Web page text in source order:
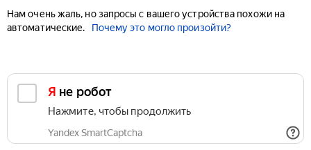
Нам очень жаль, но запросы с вашего устройства похожи на
автоматические.
Почему это могло произойти?
Я не робот
Нажмите, чтобы продолжить
Yandex SmartCaptcha